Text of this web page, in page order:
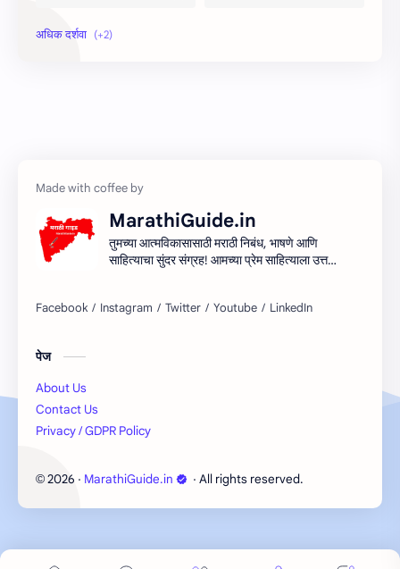
Information
MarathiGuide.in
तुमच्या आत्मविकासासाठी मराठी निबंध, भाषणे आणि
साहित्याचा सुंदर संग्रह! आमच्या प्रेम साहित्याला उत्तम
साहित्याच्या प्रवासात सामील व्हा!
पेज
About Us
Contact Us
Privacy / GDPR Policy
© 2026 ‧ MarathiGuide.in ‧ All rights reserved.